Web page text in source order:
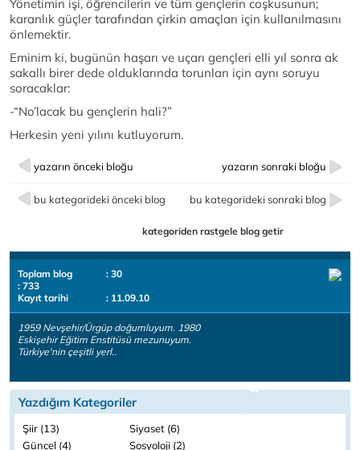
Yönetimin işi, öğrencilerin ve tüm gençlerin coşkusunun;
karanlık güçler tarafından çirkin amaçları için kullanılmasını
önlemektir.
Eminim ki, bugünün haşarı ve uçarı gençleri elli yıl sonra ak
sakallı birer dede olduklarında torunları için aynı soruyu
soracaklar:
-“No’lacak bu gençlerin hali?”
Herkesin yeni yılını kutluyorum.
yazarın önceki bloğu yazarın sonraki bloğu
bu kategorideki önceki blog bu kategorideki sonraki blog
kategoriden rastgele blog getir
Toplam blog
: 30
: 733
Kayıt tarihi
: 11.09.10
1959 Nevşehir/Ürgüp doğumluyum. 1980
Eskişehir Eğitim Enstitüsü mezunuyum.
Türkiye'nin çeşitli yerl..
Yazdığım Kategoriler
Şiir (13)
Siyaset (6)
Güncel (4)
Sosyoloji (2)